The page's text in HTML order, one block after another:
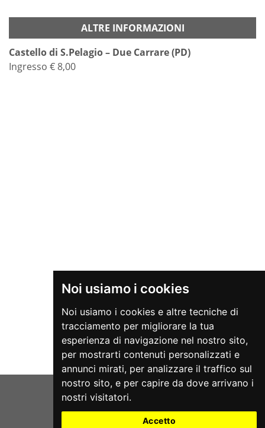
Noi usiamo i cookies
Noi usiamo i cookies e altre tecniche di
tracciamento per migliorare la tua
esperienza di navigazione nel nostro sito,
per mostrarti contenuti personalizzati e
annunci mirati, per analizzare il traffico sul
nostro sito, e per capire da dove arrivano i
nostri visitatori.
Accetto
ALTRE INFORMAZIONI
Castello di S.Pelagio – Due Carrare (PD)
Ingresso € 8,00